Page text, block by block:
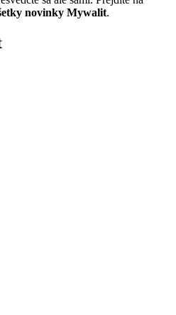
novinky Mywalit.